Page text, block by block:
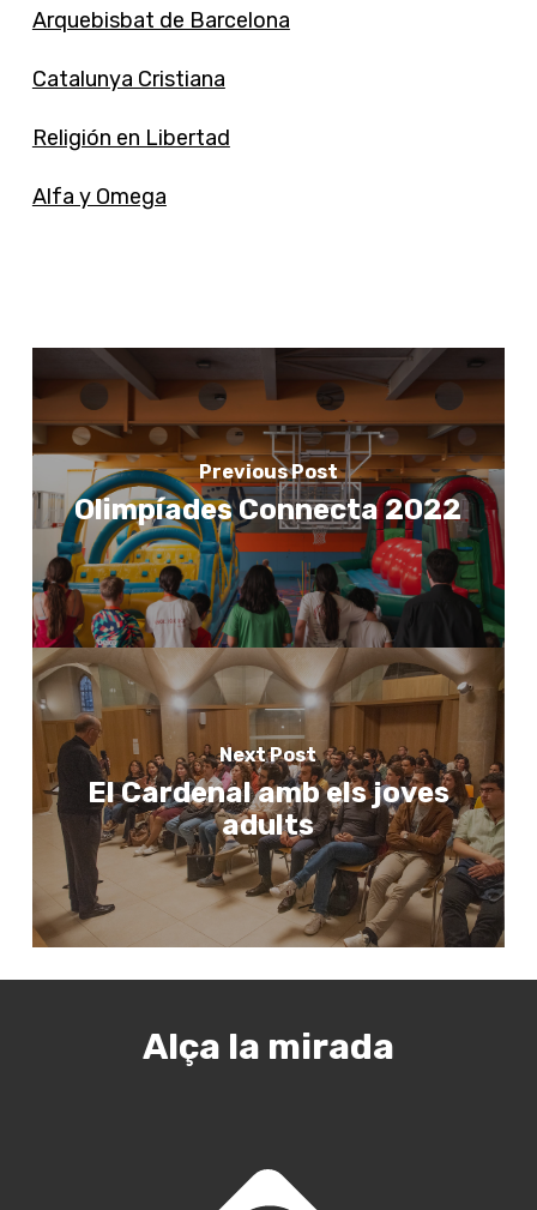
Arquebisbat de Barcelona
Catalunya Cristiana
Religión en Libertad
Alfa y Omega
Previous Post
Olimpíades Connecta 2022
Next Post
El Cardenal amb els joves
adults
Alça la mirada